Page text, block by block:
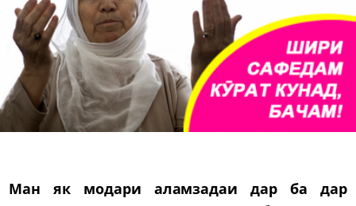
Ман як модари аламзадаи дар ба дар